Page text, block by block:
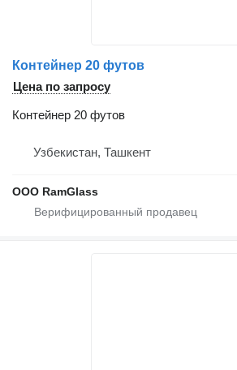
Контейнер 20 футов
Цена по запросу
Контейнер 20 футов
Узбекистан, Ташкент
ООО RamGlass